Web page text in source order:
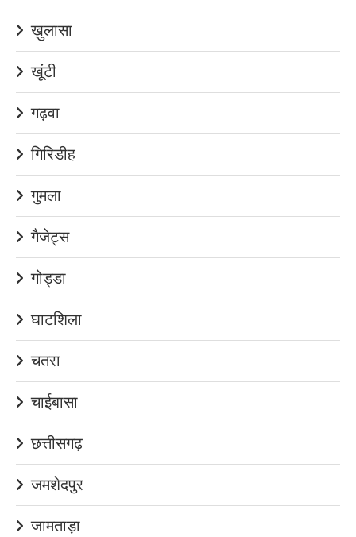
ख़ुलासा
खूंटी
गढ़वा
गिरिडीह
गुमला
गैजेट्स
गोड्डा
घाटशिला
चतरा
चाईबासा
छत्तीसगढ़
जमशेदपुर
जामताड़ा